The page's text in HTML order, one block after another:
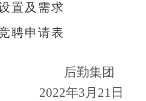
置及需求
聘申请表
后勤集团
2022年3月21日